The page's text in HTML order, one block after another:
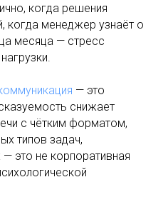
когда решения
когда менеджер узнаёт о
месяца — стресс
— это
снижает
с чётким форматом,
типов задач,
это не корпоративная